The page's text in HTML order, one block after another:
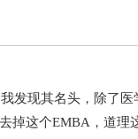
发现其名头，除了
这个EMBA，道理